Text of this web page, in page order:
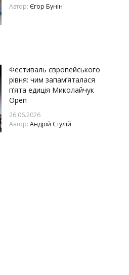
Автор: Єгор Бунін
Фестиваль європейського
рівня: чим запам’яталася
п’ята едиція Миколайчук
Open
26.06.2026
Автор: Андрій Стулій